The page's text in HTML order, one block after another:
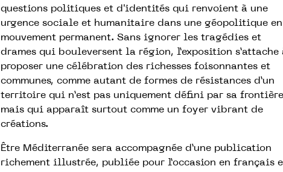
questions politiques et d'identités qui renvoient à une
urgence sociale et humanitaire dans une géopolitique en
mouvement permanent. Sans ignorer les tragédies et
drames qui bouleversent la région, l’exposition s’attache
proposer une célébration des richesses foisonnantes et
communes, comme autant de formes de résistances d’un
territoire qui n’est pas uniquement défini par sa
mais qui apparaît surtout comme un foyer vibrant de
créations.
Être Méditerranée sera accompagnée d’une publication
richement illustrée, publiée pour l’occasion en français